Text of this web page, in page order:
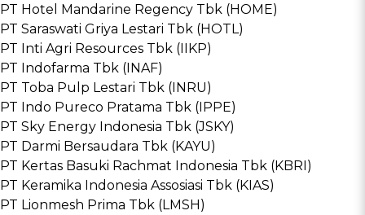
PT Hotel Mandarine Regency Tbk (HOME)
PT Saraswati Griya Lestari Tbk (HOTL)
PT Inti Agri Resources Tbk (IIKP)
PT Indofarma Tbk (INAF)
PT Toba Pulp Lestari Tbk (INRU)
PT Indo Pureco Pratama Tbk (IPPE)
PT Sky Energy Indonesia Tbk (JSKY)
PT Darmi Bersaudara Tbk (KAYU)
PT Kertas Basuki Rachmat Indonesia Tbk (KBRI)
PT Keramika Indonesia Assosiasi Tbk (KIAS)
PT Lionmesh Prima Tbk (LMSH)